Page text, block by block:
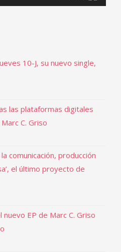
10-J, su nuevo single,
las plataformas digitales
C. Griso
comunicación, producción
el último proyecto de
nuevo EP de Marc C. Griso